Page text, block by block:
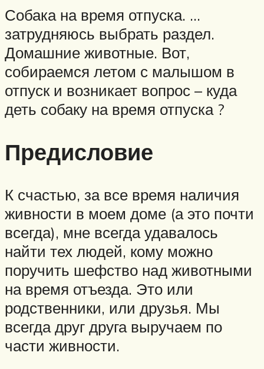
Собака на время отпуска. …
затрудняюсь выбрать раздел.
Домашние животные. Вот,
собираемся летом с малышом в
отпуск и возникает вопрос – куда
деть собаку на время отпуска ?
Предисловие
К счастью, за все время наличия
живности в моем доме (а это почти
всегда), мне всегда удавалось
найти тех людей, кому можно
поручить шефство над животными
на время отъезда. Это или
родственники, или друзья. Мы
всегда друг друга выручаем по
части живности.